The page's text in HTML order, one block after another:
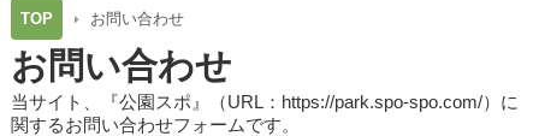
TOP お問い合わせ
お問い合わせ
当サイト、『公園スポ』（URL：https://park.spo-spo.com/）に
関するお問い合わせフォームです。